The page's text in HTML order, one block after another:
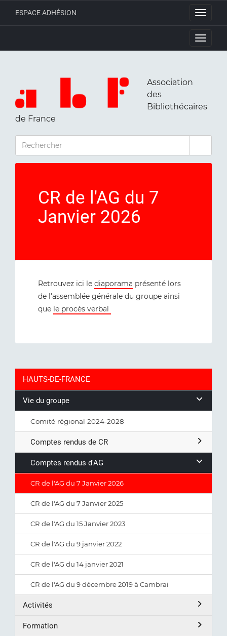
Toggle
ESPACE ADHÉSION
Toggle
Association
des
Bibliothécaires
de France
RECHERCHER
CR de l'AG du 7
Janvier 2026
Retrouvez ici le diaporama présenté lors
de l'assemblée générale du groupe ainsi
que le procès verbal
HAUTS-DE-FRANCE
Vie du groupe
Comité régional 2024-2028
Comptes rendus de CR
Comptes rendus d'AG
CR de l'AG du 7 Janvier 2026
CR de l'AG du 7 Janvier 2025
CR de l'AG du 15 Janvier 2023
CR de l'AG du 9 janvier 2022
CR de l'AG du 14 janvier 2021
CR de l'AG du 9 décembre 2019 à Cambrai
Activités
Formation